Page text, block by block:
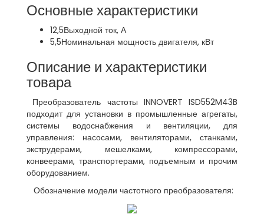
Основные характеристики
12,5Выходной ток, А
5,5Номинальная мощность двигателя, кВт
Описание и характеристики
товара
Преобразователь частоты INNOVERT ISD552M43B
подходит для установки в промышленные агрегаты,
системы водоснабжения и вентиляции, для
управления: насосами, вентиляторами, станками,
экструдерами, мешелками, компрессорами,
конвеерами, транспортерами, подъемным и прочим
оборудованием.
Обозначение модели частотного преобразователя: